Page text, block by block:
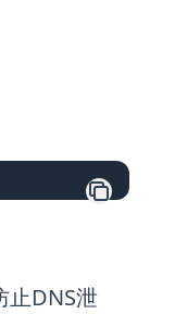
止DNS泄